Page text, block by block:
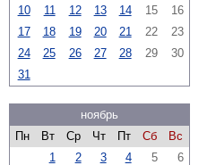
10
11 12 13 14 15
16
17
18 19 20 21 22
23
24
25 26 27 28 29
30
31
ноябрь
Пн
Вт Ср Чт Пт Сб
Вс
1
2 3 4 5
6